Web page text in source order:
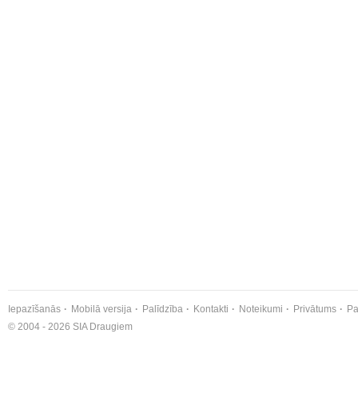
Iepazīšanās Mobilā versija Palīdzība Kontakti Noteikumi Privātums
© 2004 - 2026 SIA Draugiem